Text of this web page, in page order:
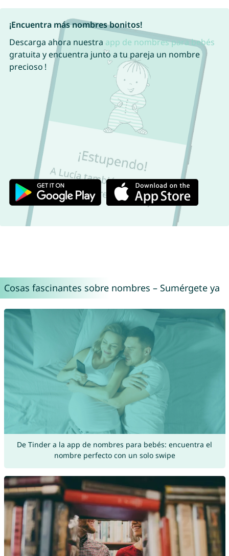
¡Encuentra más nombres bonitos!
Descarga ahora nuestra app de nombres para bebés
gratuita y encuentra junto a tu pareja un nombre
precioso !
Cosas fascinantes sobre nombres – Sumérgete ya
De Tinder a la app de nombres para bebés: encuentra el
nombre perfecto con un solo swipe